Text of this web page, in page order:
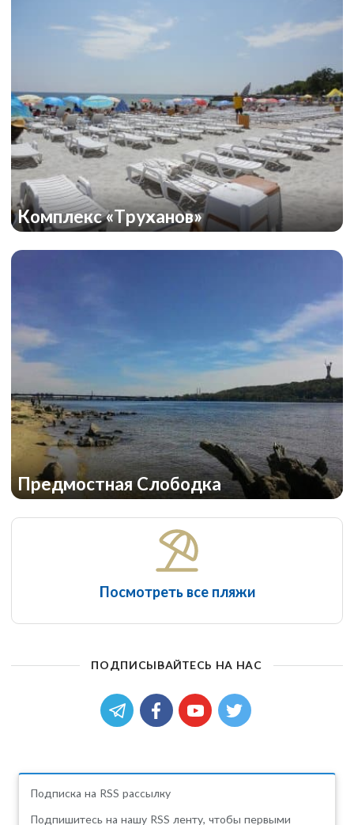
Комплекс «Труханов»
Предмостная Слободка
Посмотреть все пляжи
ПОДПИСЫВАЙТЕСЬ НА НАС
Подписка на RSS рассылку
Подпишитесь на нашу RSS ленту, чтобы первыми